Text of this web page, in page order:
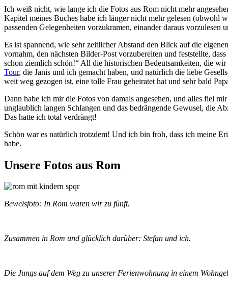
Ich weiß nicht, wie lange ich die Fotos aus Rom nicht mehr
Kapitel meines Buches habe ich länger nicht mehr gelesen (obwohl
passenden Gelegenheiten vorzukramen, einander daraus vorzulesen
Es ist spannend, wie sehr zeitlicher Abstand den Blick auf die
vornahm, den nächsten Bilder-Post vorzubereiten und feststellte,
schon ziemlich schön!“ All die historischen Bedeutsamkeiten, die
Tour, die Janis und ich gemacht haben, und natürlich die liebe
weit weg gezogen ist, eine tolle Frau geheiratet hat und sehr bald
Dann habe ich mir die Fotos von damals angesehen, und alles fiel
unglaublich langen Schlangen und das bedrängende Gewusel, die
Das hatte ich total verdrängt!
Schön war es natürlich trotzdem! Und ich bin froh, dass ich meine
habe.
Unsere Fotos aus Rom
Beweisfoto: In Rom waren wir zu fünft.
Zusammen in Rom und glücklich darüber: Stefan und ich.
Die Jungs auf dem Weg zu unserer Ferienwohnung in einem